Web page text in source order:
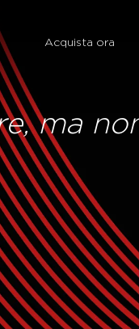
Acquista ora
ma